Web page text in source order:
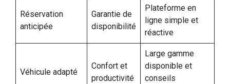
Réservation
anticipée
Garantie de
disponibilité
Plateforme en
ligne simple et
réactive
Véhicule adapté
Confort et
productivité
Large gamme
disponible et
conseils